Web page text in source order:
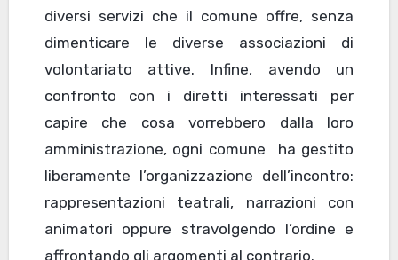
diversi servizi che il comune offre, senza
dimenticare le diverse associazioni di
volontariato attive. Infine, avendo un
confronto con i diretti interessati per
capire che cosa vorrebbero dalla loro
amministrazione, ogni comune ha gestito
liberamente l’organizzazione dell’incontro:
rappresentazioni teatrali, narrazioni con
animatori oppure stravolgendo l’ordine e
affrontando gli argomenti al contrario.